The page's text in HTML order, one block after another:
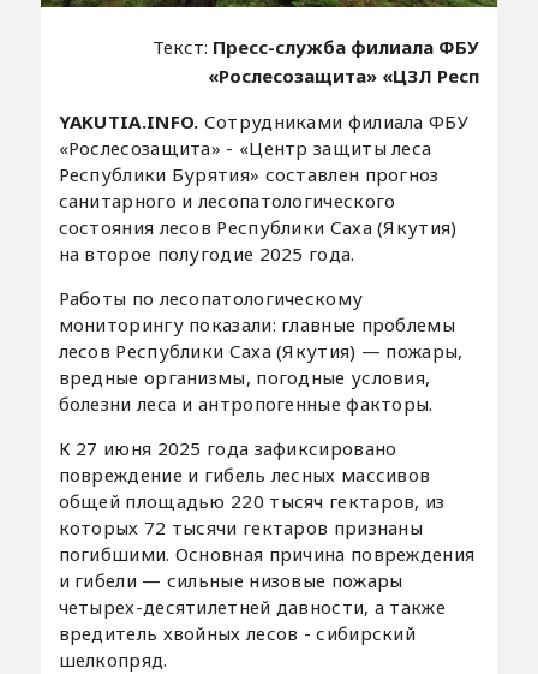
Текст: Пресс-служба филиала ФБУ
«Рослесозащита» «ЦЗЛ Респ
YAKUTIA.INFO. Сотрудниками филиала ФБУ
«Рослесозащита» - «Центр защиты леса
Республики Бурятия» составлен прогноз
санитарного и лесопатологического
состояния лесов Республики Саха (Якутия)
на второе полугодие 2025 года.
Работы по лесопатологическому
мониторингу показали: главные проблемы
лесов Республики Саха (Якутия) — пожары,
вредные организмы, погодные условия,
болезни леса и антропогенные факторы.
К 27 июня 2025 года зафиксировано
повреждение и гибель лесных массивов
общей площадью 220 тысяч гектаров, из
которых 72 тысячи гектаров признаны
погибшими. Основная причина повреждения
и гибели — сильные низовые пожары
четырех-десятилетней давности, а также
вредитель хвойных лесов - сибирский
шелкопряд.